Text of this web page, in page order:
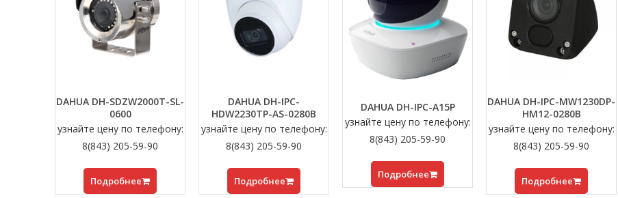
DAHUA DH-SDZW2000T-SL-
0600
узнайте цену по телефону:
8(843) 205-59-90
Подробнее
DAHUA DH-IPC-
HDW2230TP-AS-0280B
узнайте цену по телефону:
8(843) 205-59-90
Подробнее
DAHUA DH-IPC-A15Р
узнайте цену по телефону:
8(843) 205-59-90
Подробнее
DAHUA DH-IPC-MW1230DP-
HM12-0280B
узнайте цену по телефону:
8(843) 205-59-90
Подробнее